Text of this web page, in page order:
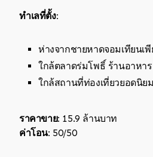
ทำเลที่ตั้ง:
ห่างจากชายหาดจอมเทียนเพี
ใกล้ตลาดร่มโพธิ์ ร้านอาหา
ใกล้สถานที่ท่องเที่ยวยอดนิย
ราคาขาย: 15.9 ล้านบาท
ค่าโอน: 50/50